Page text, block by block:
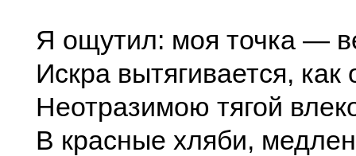
Я ощутил: моя точка —
Искра вытягивается, как
Неотразимою тягой
В красные хляби,